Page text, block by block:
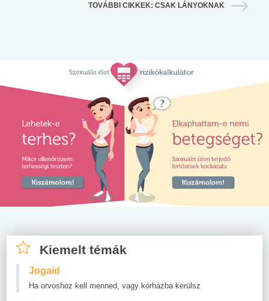
TOVÁBBI CIKKEK: CSAK LÁNYOKNAK
Kiemelt témák
Jogaid
Ha orvoshoz kell menned, vagy kórházba kerülsz